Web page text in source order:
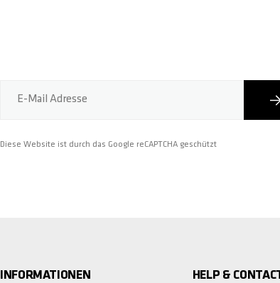
E-Mail Adresse
Diese Website ist durch das Google reCAPTCHA geschützt
INFORMATIONEN HELP &